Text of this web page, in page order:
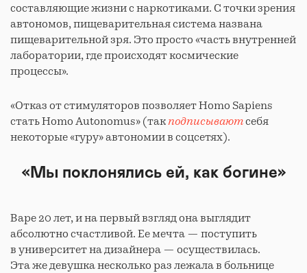
составляющие жизни с наркотиками. С точки зрения
автономов, пищеварительная система названа
пищеварительной зря. Это просто «часть внутренней
лаборатории, где происходят космические
процессы».
«Отказ от стимуляторов позволяет Homo Sapiens
стать Homo Autonomus» (такподписываютсебя
некоторые «гуру» автономии в соцсетях).
«Мы поклонялись ей, как богине»
Варе 20 лет, и на первый взгляд она выглядит
абсолютно счастливой. Ее мечта — поступить
в университет на дизайнера — осуществилась.
Эта же девушка несколько раз лежала в больнице